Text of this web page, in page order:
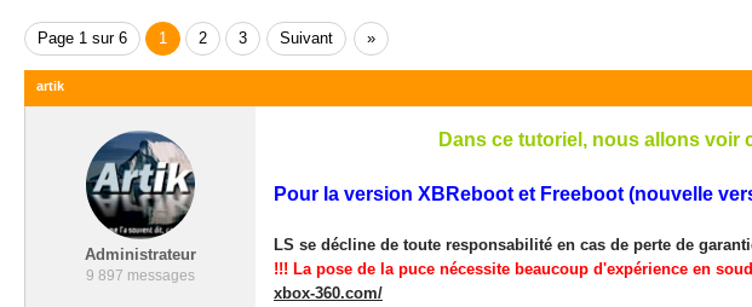
Page 1 sur 6 1 2 3 Suivant »
artik
Administrateur
9 897 messages
Dans ce tutoriel, nous allons voir
Pour la version XBReboot et Freeboot (nouvelle
LS se décline de toute responsabilité en cas de perte de
!!! La pose de la puce nécessite beaucoup d'expérience en
xbox-360.com/